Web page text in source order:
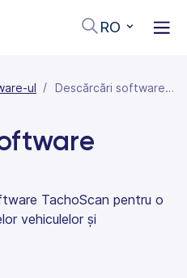
RO
ul Descărcări software TachoScan
TachoScan pentru o
vehiculelor și